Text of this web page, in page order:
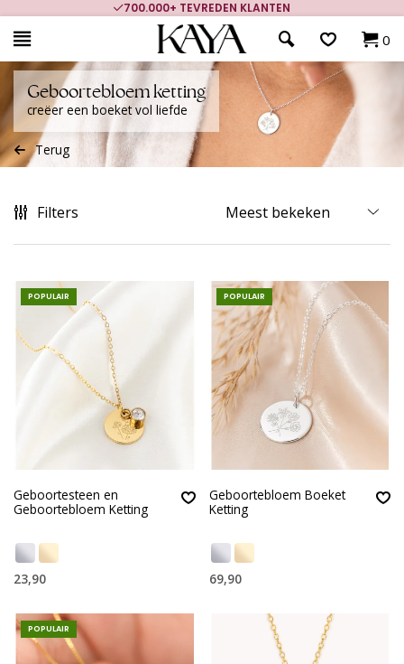
700.000+ TEVREDEN KLANTEN
0
Geboortebloem ketting
creëer een boeket vol liefde
Terug
Filters
POPULAIR
Geboortesteen en
Geboortebloem Ketting
23,90
POPULAIR
Geboortebloem Boeket
Ketting
69,90
POPULAIR